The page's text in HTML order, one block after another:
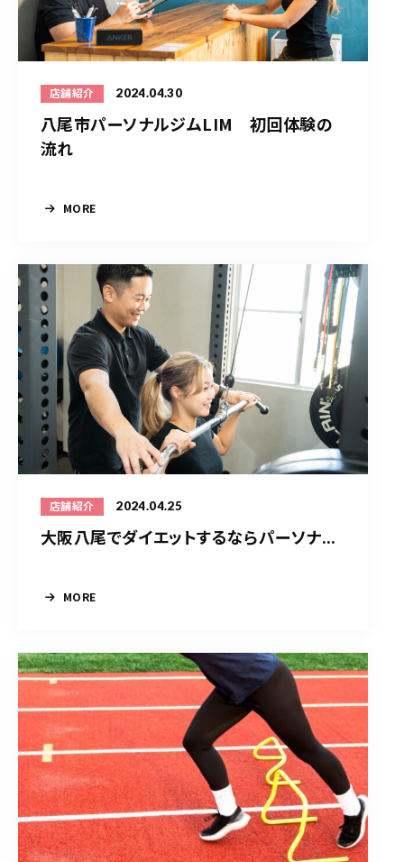
店舗紹介 2024.04.30
八尾市パーソナルジムLIM 初回体験の
流れ
MORE
店舗紹介 2024.04.25
大阪八尾でダイエットするならパーソナ...
MORE